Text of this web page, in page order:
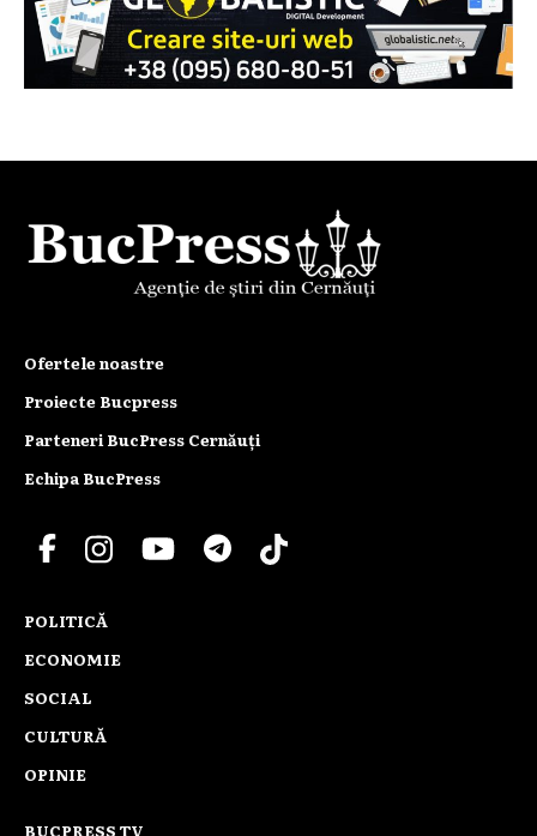
Ofertele noastre
Proiecte Bucpress
Parteneri BucPress Cernăuți
Echipa BucPress
POLITICĂ
ECONOMIE
SOCIAL
CULTURĂ
OPINIE
BUCPRESS TV